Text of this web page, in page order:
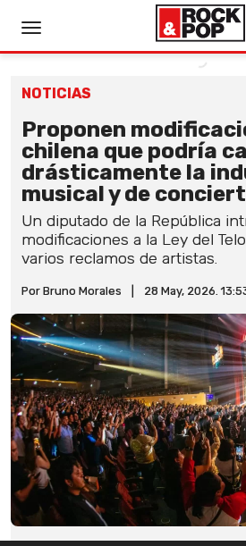
NOTICIAS
Proponen
chilena que podría
drásticamente la
musical y de
Un diputado de la República
modificaciones a la Ley del
varios reclamos de artistas.
Por Bruno Morales 28 May, 2026.